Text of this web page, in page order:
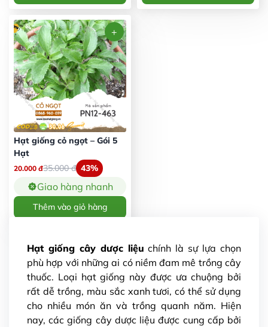
Hạt giống cỏ ngọt – Gói 5
Hạt
20.000 đ35.000đ 43%
Giao hàng nhanh
Thêm vào giỏ hàng
Hạt giống cây dược liệu chính là sự lựa chọn
phù hợp với những ai có niềm đam mê trồng cây
thuốc. Loại hạt giống này được ưa chuộng bởi
rất dễ trồng, màu sắc xanh tươi, có thể sử dụng
cho nhiều món ăn và trồng quanh năm. Hiện
nay, các giống cây dược liệu được cung cấp bởi